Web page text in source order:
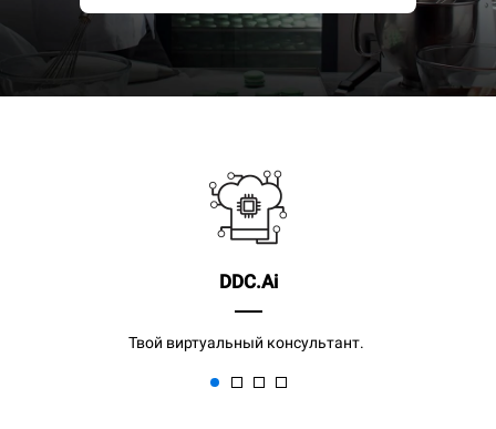
DDC.Ai
Твой виртуальный консультант.